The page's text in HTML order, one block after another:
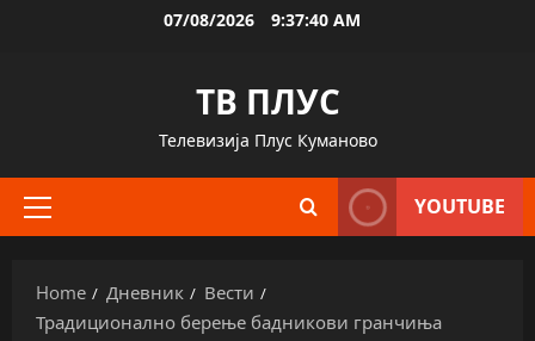
07/08/2026 9:37:40 AM
ТВ ПЛУС
Телевизија Плус Куманово
Primary
YOUTUBE
Home Дневник
Вести
Традиционално берење бадникови гранчиња